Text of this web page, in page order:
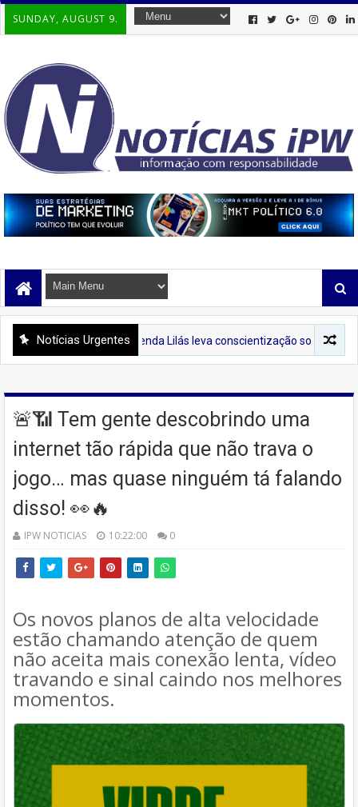
SUNDAY, AUGUST 9.
Notícias Urgentes
PREFIPIRÁ Tenda Lilás leva conscientização sobre o combate à
🚨📶 Tem gente descobrindo uma
internet tão rápida que não trava o
jogo… mas quase ninguém tá falando
disso! 👀🔥
IPW NOTICIAS 10:22:00 0
Os novos planos de alta velocidade
estão chamando atenção de quem
não aceita mais conexão lenta, vídeo
travando e sinal caindo nos melhores
momentos.